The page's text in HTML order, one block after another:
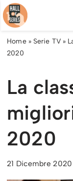
Vai
al
contenuto
Home» Serie TV»
2020
La
2020
21 Dicembre 2020